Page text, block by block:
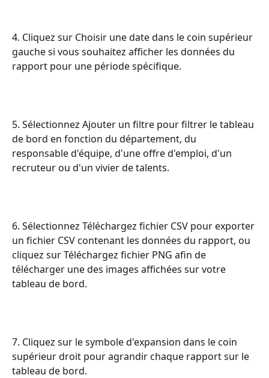
4. Cliquez sur Choisir une date dans le coin supérieur
gauche si vous souhaitez afficher les données du
rapport pour une période spécifique.
5. Sélectionnez Ajouter un filtre pour filtrer le tableau
de bord en fonction du département, du
responsable d'équipe, d'une offre d'emploi, d'un
recruteur ou d'un vivier de talents.
6. Sélectionnez Téléchargez fichier CSV pour exporter
un fichier CSV contenant les données du rapport, ou
cliquez sur Téléchargez fichier PNG afin de
télécharger une des images affichées sur votre
tableau de bord.
7. Cliquez sur le symbole d'expansion dans le coin
supérieur droit pour agrandir chaque rapport sur le
tableau de bord.